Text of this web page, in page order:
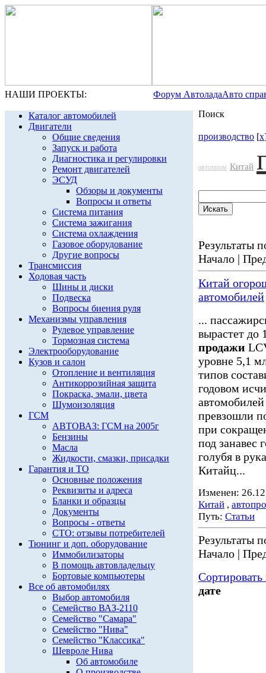
НАШИ ПРОЕКТЫ: Форум АвтоладаАвто
Каталог автомобилей
Двигатели
Общие сведения
Запуск и работа
Диагностика и регулировки
Ремонт двигателей
ЭСУД
Обзоры и документы
Вопросы и ответы
Система питания
Система зажигания
Система охлаждения
Газовое оборудование
Другие вопросы
Трансмиссия
Ходовая часть
Шины и диски
Подвеска
Вопросы биения руля
Механизмы управления
Рулевое управление
Тормозная система
Электрооборудование
Кузов и салон
Отопление и вентиляция
Антикоррозийная защита
Покраска, эмали, цвета
Шумоизоляция
ГСМ
АВТОВАЗ: ГСМ на 2005г
Бензины
Масла
Жидкости, смазки, присадки
Гарантия и ТО
Основные положения
Реквизиты и адреса
Бланки и образцы
Документы
Вопросы - ответы
СТО: отзывы потребителей
Тюнинг и доп. оборудование
Иммобилизаторы
В помощь автовладельцу
Бортовые компьютеры
Все об автомобилях
Выбор автомобиля
Семейство ВАЗ-2110
Семейство "Самара"
Семейство "Нива"
Семейство "Классика"
Шевроле Нива
Об автомобиле
Поиск
производство [x
автопром Китай
Результаты
Начало |
Китай
автомобилей
...
вырастет до
продажи
уровне 5,1
типов
годовом
автомобилей
превзошли
при
под занавес
голубя в
Китайц...
Изменен:
Китай ,
Путь: Статьи
Результаты
Начало |
дате